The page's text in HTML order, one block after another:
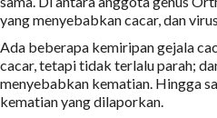
yang menyebabkan cacar, dan
Ada beberapa kemiripan gejala
cacar, tetapi tidak terlalu parah;
menyebabkan kematian. Hingga
kematian yang dilaporkan.